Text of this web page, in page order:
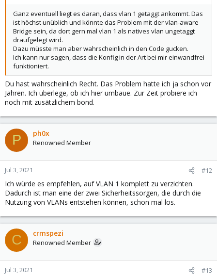
Ganz eventuell liegt es daran, dass vlan 1 getaggt ankommt. Das
ist höchst unüblich und könnte das Problem mit der vlan-aware
Bridge sein, da dort gern mal vlan 1 als natives vlan ungetaggt
draufgelegt wird.
Dazu müsste man aber wahrscheinlich in den Code gucken.
Ich kann nur sagen, dass die Konfig in der Art bei mir einwandfrei
funktioniert.
Du hast wahrscheinlich Recht. Das Problem hatte ich ja schon vor
Jahren. Ich überlege, ob ich hier umbaue. Zur Zeit probiere ich
noch mit zusätzlichem bond.
P ph0x
Renowned Member
Jul 3, 2021 #12
Ich würde es empfehlen, auf VLAN 1 komplett zu verzichten.
Dadurch ist man eine der zwei Sicherheitssorgen, die durch die
Nutzung von VLANs entstehen können, schon mal los.
C crmspezi
Renowned Member
Jul 3, 2021 #13